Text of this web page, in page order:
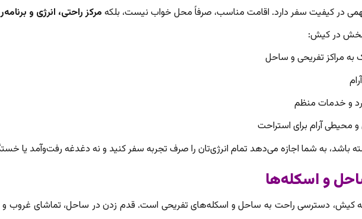
در کیفیت سفر دارد. اقامت مناسب، صرفاً محل خواب نیست، بلکه مرکز راحتی، انرژی و
در کیش:
مراکز تفریحی و ساحل
و خدمات منظم
آرام برای استراحت
باشد، به شما اجازه می‌دهد تمام انرژی‌تان را صرف تجربه سفر کنید و نه دغدغه رفت‌وآمد یا
کیش، دسترسی راحت به ساحل و اسکله‌های تفریحی است. قدم زدن در ساحل، تماشای